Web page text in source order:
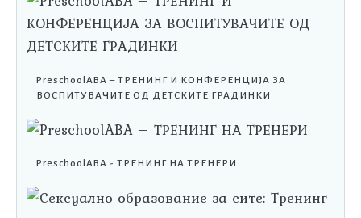
PreschoolABA – ТРЕНИНГ И КОНФЕРЕНЦИЈА ЗА
ВОСПИТУВАЧИТЕ ОД ДЕТСКИТЕ ГРАДИНКИ
PreschoolABA - ТРЕНИНГ НА ТРЕНЕРИ